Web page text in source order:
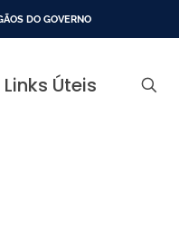
DO GOVERNO
Links Úteis